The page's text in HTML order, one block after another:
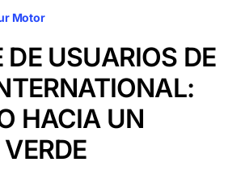
Motor
USUARIOS DE
HACIA UN